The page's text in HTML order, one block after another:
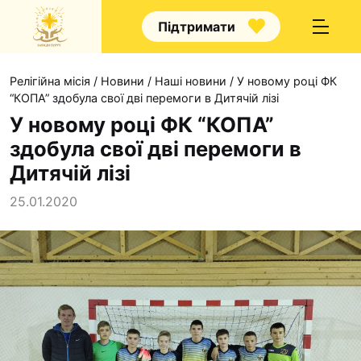
Підтримати
Про нас
Наші напрямки
Наш покровитель
Контакти
Проекти
Релігійна місія / Новини / Наші новини / У новому році ФК
“КОПА” здобула свої дві перемоги в Дитячій лізі
У новому році ФК “КОПА”
здобула свої дві перемоги в
Дитячій лізі
25.01.2020